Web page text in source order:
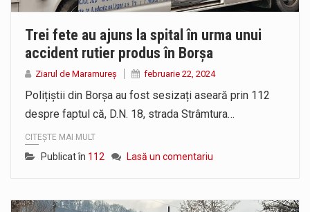
Trei fete au ajuns la spital în urma unui
accident rutier produs în Borșa
Ziarul de Maramureș februarie 22, 2024
Polițiștii din Borșa au fost sesizați aseară prin 112
despre faptul că, D.N. 18, strada Strâmtura…
CITEȘTE MAI MULT
Publicat în 112 Lasă un comentariu